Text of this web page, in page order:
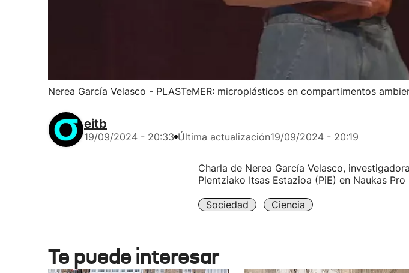
Nerea García Velasco - PLASTeMER: microplásticos en compartimentos
eitb
19/09/2024 - 20:33 Última actualización19/09/2024 - 20:19
Charla de Nerea García Velasco,
Plentziako Itsas Estazioa (PiE) en Naukas
Sociedad Ciencia
Te puede interesar